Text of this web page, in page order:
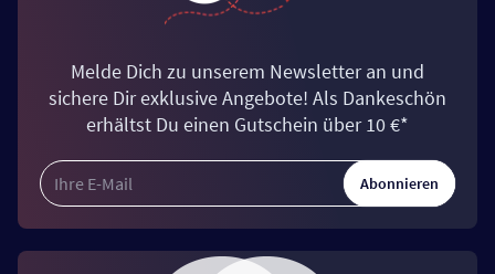
Melde Dich zu unserem Newsletter an und
sichere Dir exklusive Angebote! Als Dankeschön
erhältst Du einen Gutschein über 10 €*
Abonnieren